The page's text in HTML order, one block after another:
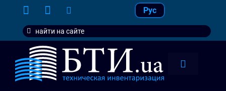
content
Рус
Search
for:
Toggle